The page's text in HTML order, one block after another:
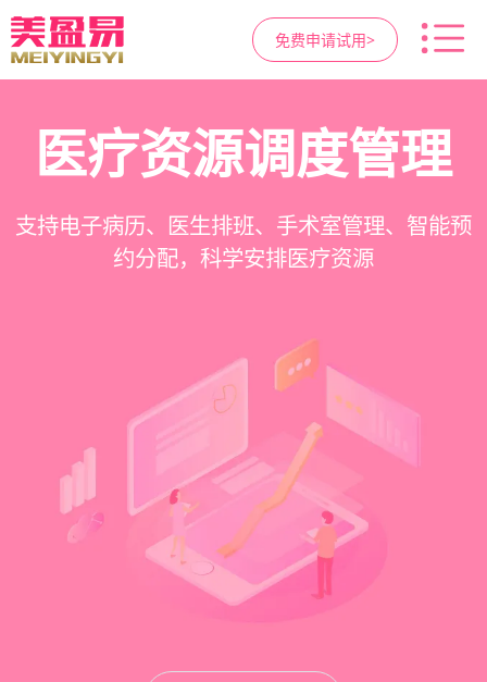
免费申请试用>
智慧医美管理系统
一站式解决医美机构预约、咨询、手术安排、会
员管理、财务核算全流程管理
医疗资源调度管理
支持电子病历、医生排班、手术室管理、智能预
约分配，科学安排医疗资源
高净值客户价值挖掘
支持客户分级管理、消费轨迹追踪、个性化方案
定制、实现客户长期价值挖掘
营销与私域运营
提供小程序商城、私域scrm、项目套餐、裂变分
销多种营销工具，助力获客与转化